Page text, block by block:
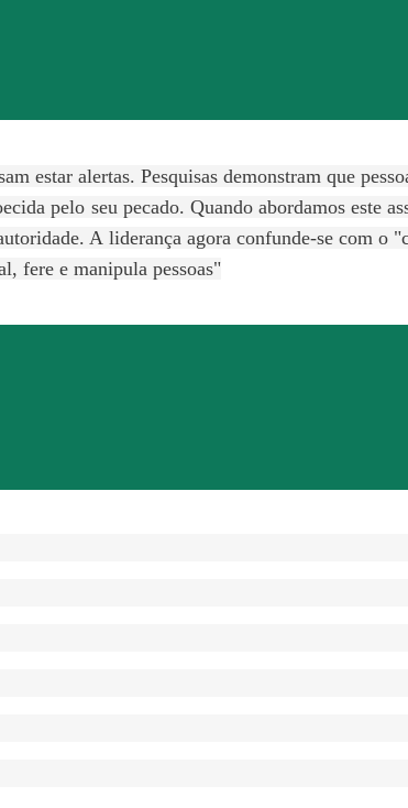
estar alertas. Pesquisas demonstram que
pelo seu pecado. Quando abordamos este
A liderança agora confunde-se com o
fere e manipula pessoas"